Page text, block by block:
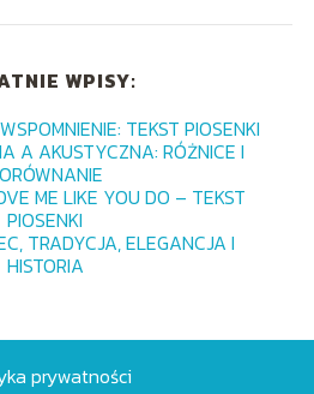
WPISY:
TEKST PIOSENKI
A AKUSTYCZNA: RÓŻNICE I
ME LIKE YOU DO – TEKST
PIOSENKI
TRADYCJA, ELEGANCJA I
HISTORIA
prywatności